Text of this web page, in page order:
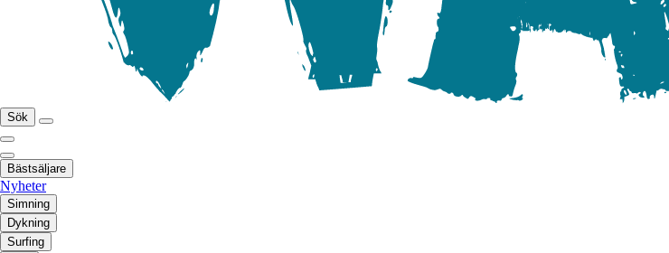
Sök
Bästsäljare
Nyheter
Simning
Dykning
Surfing